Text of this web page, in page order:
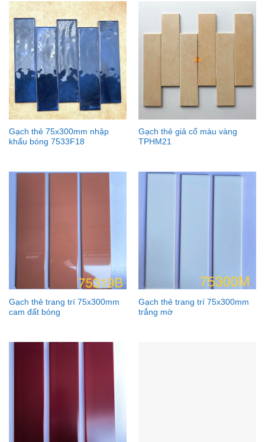
Gạch thẻ 75x300mm nhập
khẩu bóng 7533F18
Gạch thẻ giả cổ màu vàng
TPHM21
Gạch thẻ trang trí 75x300mm
cam đất bóng
Gạch thẻ trang trí 75x300mm
trắng mờ